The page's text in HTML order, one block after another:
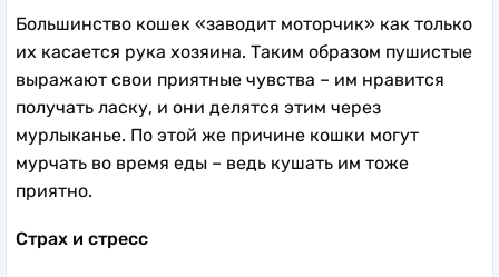
Большинство кошек «заводит моторчик» как только
их касается рука хозяина. Таким образом пушистые
выражают свои приятные чувства – им нравится
получать ласку, и они делятся этим через
мурлыканье. По этой же причине кошки могут
мурчать во время еды – ведь кушать им тоже
приятно.
Страх и стресс